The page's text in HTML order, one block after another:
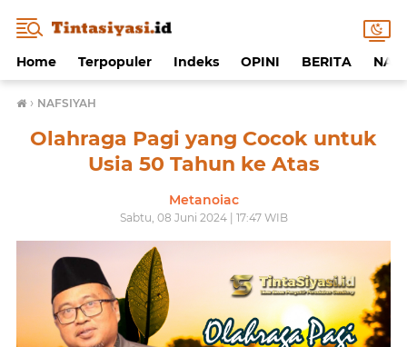
Home Terpopuler Indeks OPINI BERITA
› NAFSIYAH
Olahraga Pagi yang Cocok untuk
Usia 50 Tahun ke Atas
Metanoiac
Sabtu, 08 Juni 2024 | 17:47 WIB